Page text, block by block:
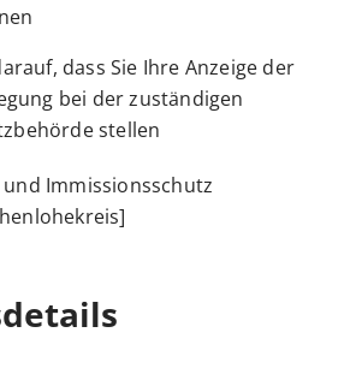
dass Sie Ihre Anzeige der
bei der zuständigen
stellen.
Immissionsschutz